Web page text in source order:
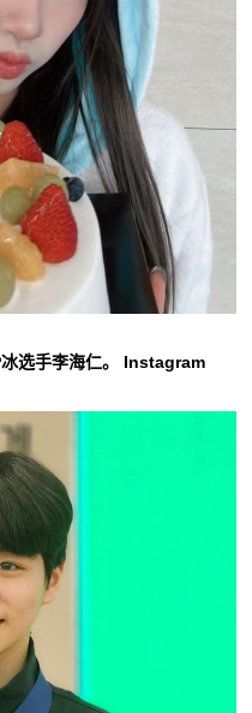
选手李海仁。 Instagram